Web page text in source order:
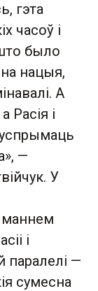
гэта
часоў і
было
нацыя,
А
Расія і
—
У
і
паралелі —
сумесна